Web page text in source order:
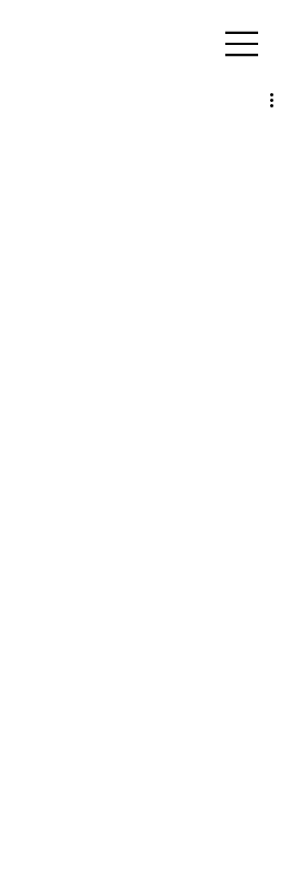
擠型｜氣密窗